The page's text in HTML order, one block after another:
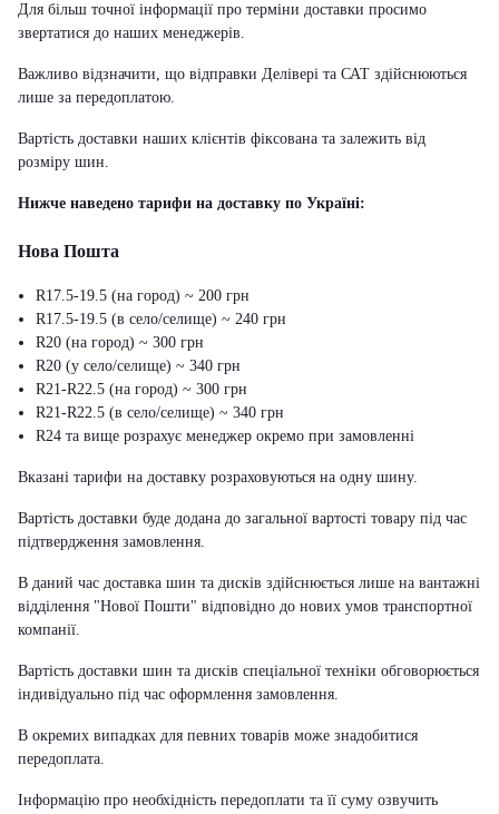
Для більш точної інформації про терміни доставки просимо
звертатися до наших менеджерів.
Важливо відзначити, що відправки Делівері та САТ здійснюються
лише за передоплатою.
Вартість доставки наших клієнтів фіксована та залежить від
розміру шин.
Нижче наведено тарифи на доставку по Україні:
Нова Пошта
R17.5-19.5 (на город) ~ 200 грн
R17.5-19.5 (в село/селище) ~ 240 грн
R20 (на город) ~ 300 грн
R20 (у село/селище) ~ 340 грн
R21-R22.5 (на город) ~ 300 грн
R21-R22.5 (в село/селище) ~ 340 грн
R24 та вище розрахує менеджер окремо при замовленні
Вказані тарифи на доставку розраховуються на одну шину.
Вартість доставки буде додана до загальної вартості товару під час
підтвердження замовлення.
В даний час доставка шин та дисків здійснюється лише на вантажні
відділення "Нової Пошти" відповідно до нових умов транспортної
компанії.
Вартість доставки шин та дисків спеціальної техніки обговорюється
індивідуально під час оформлення замовлення.
В окремих випадках для певних товарів може знадобитися
передоплата.
Інформацію про необхідність передоплати та її суму озвучить